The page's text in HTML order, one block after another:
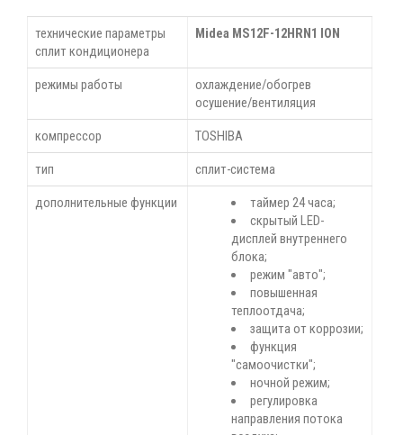
технические параметры
сплит кондиционера
Midea MS12F-12HRN1 ION
режимы работы
охлаждение/обогрев
осушение/вентиляция
компрессор TOSHIBA
тип сплит-система
дополнительные функции
таймер 24 часа;
скрытый LED-
дисплей внутреннего
блока;
режим "авто";
повышенная
теплоотдача;
защита от коррозии;
функция
"самоочистки";
ночной режим;
регулировка
направления потока